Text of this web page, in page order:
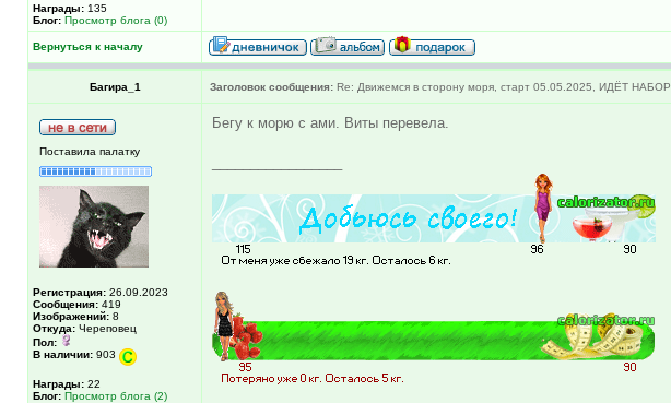
Награды: 135
Блог: Просмотр блога (0)
Вернуться к началу
Багира_1 Заголовок сообщения: Re: Движемся в сторону моря, старт 05.05.2025, ИДЁТ НАБОР
Поставила палатку
Регистрация: 26.09.2023
Сообщения: 419
Изображений: 8
Откуда: Череповец
Пол:
В наличии: 903
Награды: 22
Блог: Просмотр блога (2)
Бегу к морю с ами. Виты перевела.